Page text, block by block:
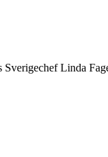
Linda